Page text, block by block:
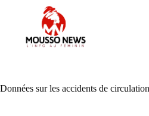
Données sur les accidents de circulation